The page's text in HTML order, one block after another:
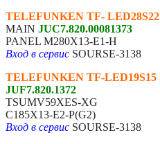
TELEFUNKEN TF- LED28S22
MAIN JUC7.820.00081373
PANEL M280X13-E1-H
Вход в сервис SOURSE-3138
TELEFUNKEN TF-LED19S15
JUF7.820.1372
TSUMV59XES-XG
C185X13-E2-P(G2)
Вход в сервис SOURSE-3138